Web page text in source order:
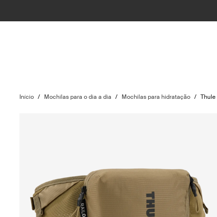
Início / Mochilas para o dia a dia / Mochilas para hidratação / Thule